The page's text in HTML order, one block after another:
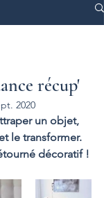
récup'
2020
un objet,
le transformer.
décoratif !